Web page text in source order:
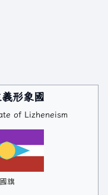
形象國
of Lizheneism
國旗